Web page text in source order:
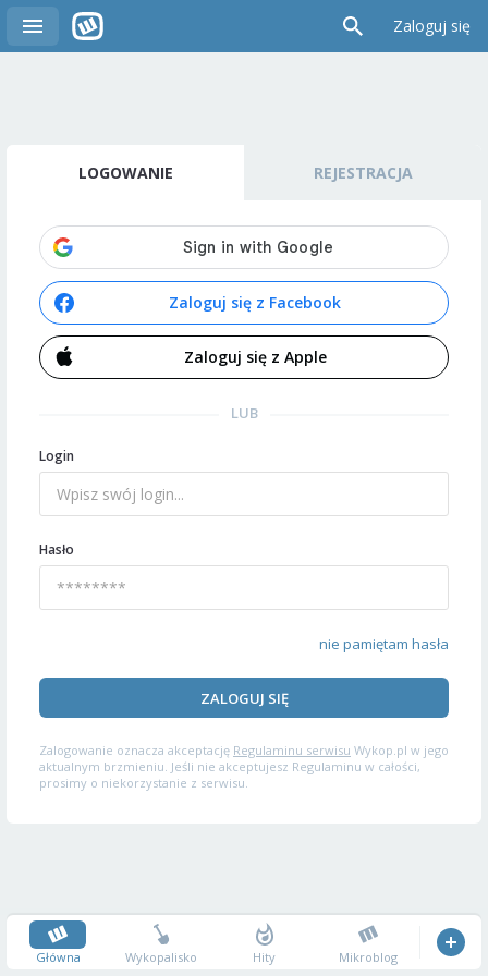
Zaloguj się
LOGOWANIE REJESTRACJA
Zaloguj się z Facebook
Zaloguj się z Apple
LUB
Login
Hasło
nie pamiętam hasła
ZALOGUJ SIĘ
Zalogowanie oznacza akceptację Regulaminu serwisu Wykop.pl w jego
aktualnym brzmieniu. Jeśli nie akceptujesz Regulaminu w całości,
prosimy o niekorzystanie z serwisu.
Główna Wykopalisko Hity Mikroblog